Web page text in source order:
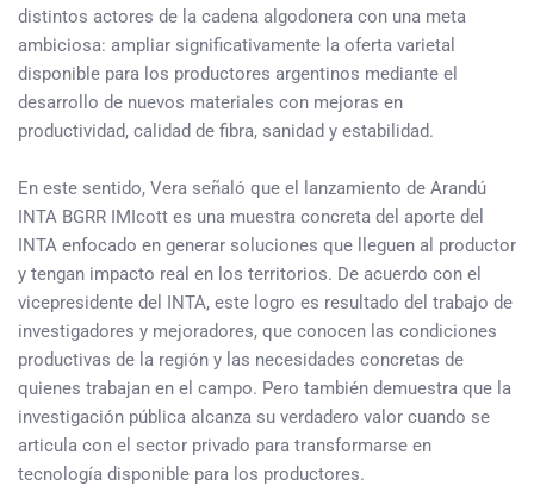
distintos actores de la cadena algodonera con una meta
ambiciosa: ampliar significativamente la oferta varietal
disponible para los productores argentinos mediante el
desarrollo de nuevos materiales con mejoras en
productividad, calidad de fibra, sanidad y estabilidad.
En este sentido, Vera señaló que el lanzamiento de Arandú
INTA BGRR IMIcott es una muestra concreta del aporte del
INTA enfocado en generar soluciones que lleguen al productor
y tengan impacto real en los territorios. De acuerdo con el
vicepresidente del INTA, este logro es resultado del trabajo de
investigadores y mejoradores, que conocen las condiciones
productivas de la región y las necesidades concretas de
quienes trabajan en el campo. Pero también demuestra que la
investigación pública alcanza su verdadero valor cuando se
articula con el sector privado para transformarse en
tecnología disponible para los productores.